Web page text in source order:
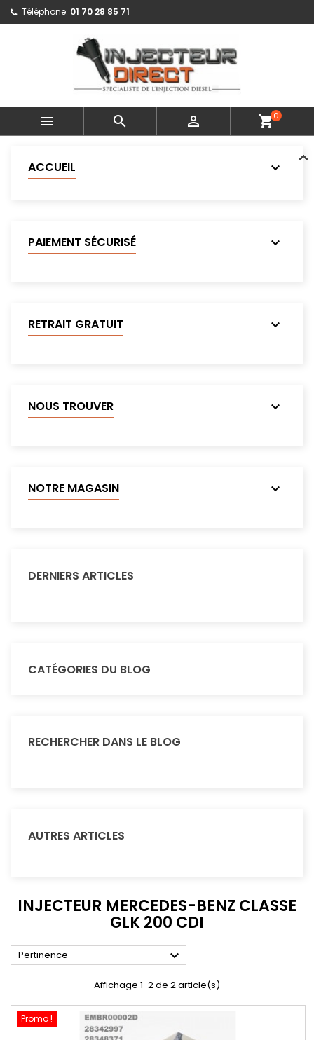
Téléphone: 01 70 28 85 71
   shopping_cart0
ACCUEIL
PAIEMENT SÉCURISÉ
RETRAIT GRATUIT
NOUS TROUVER
NOTRE MAGASIN
DERNIERS ARTICLES
CATÉGORIES DU BLOG
RECHERCHER DANS LE BLOG
AUTRES ARTICLES
INJECTEUR MERCEDES-BENZ CLASSE
GLK 200 CDI
Pertinence 
Affichage 1-2 de 2 article(s)
Promo !